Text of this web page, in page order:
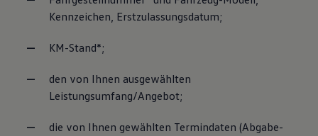
Kennzeichen, Erstzulassungsdatum;
KM-Stand*;
den von Ihnen ausgewählten
Leistungsumfang/Angebot;
die von Ihnen gewählten Termindaten (Abgabe-